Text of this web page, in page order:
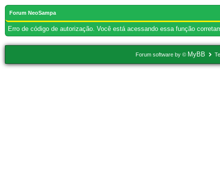
Forum NeoSampa
Erro de código de autorização. Você está acessando essa função
Forum software by © MyBB